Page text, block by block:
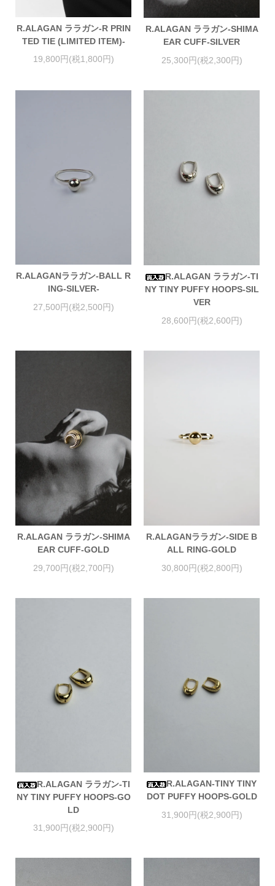
R.ALAGAN ララガン-R PRIN
TED TIE (LIMITED ITEM)-
19,800円(税1,800円)
R.ALAGAN ララガン-SHIMA
EAR CUFF-SILVER
25,300円(税2,300円)
R.ALAGANララガン-BALL R
ING-SILVER-
27,500円(税2,500円)
R.ALAGAN ララガン-TI
NY TINY PUFFY HOOPS-SIL
VER
28,600円(税2,600円)
R.ALAGAN ララガン-SHIMA
EAR CUFF-GOLD
29,700円(税2,700円)
R.ALAGANララガン-SIDE B
ALL RING-GOLD
30,800円(税2,800円)
R.ALAGAN ララガン-TI
NY TINY PUFFY HOOPS-GO
LD
31,900円(税2,900円)
R.ALAGAN-TINY TINY
DOT PUFFY HOOPS-GOLD
31,900円(税2,900円)